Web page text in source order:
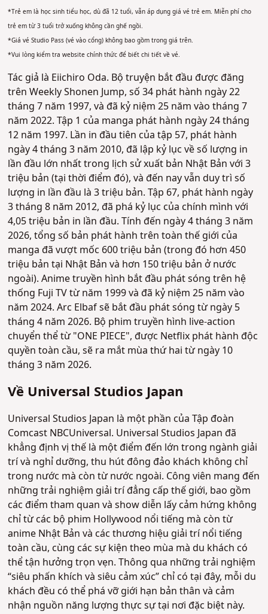
*Trẻ em là học sinh tiểu học, dù đã 12 tuổi, vẫn áp dụng giá vé trẻ em. Miễn phí cho
trẻ em từ 3 tuổi trở xuống không cần ghế ngồi.
*Giá vé Studio Pass (vé vào cổng) không bao gồm trong giá trên.
*Vui lòng kiểm tra website chính thức để biết chi tiết về vé.
Tác giả là Eiichiro Oda. Bộ truyện bắt đầu được đăng
trên Weekly Shonen Jump, số 34 phát hành ngày 22
tháng 7 năm 1997, và đã kỷ niệm 25 năm vào tháng 7
năm 2022. Tập 1 của manga phát hành ngày 24 tháng
12 năm 1997. Lần in đầu tiên của tập 57, phát hành
ngày 4 tháng 3 năm 2010, đã lập kỷ lục về số lượng in
lần đầu lớn nhất trong lịch sử xuất bản Nhật Bản với 3
triệu bản (tại thời điểm đó), và đến nay vẫn duy trì số
lượng in lần đầu là 3 triệu bản. Tập 67, phát hành ngày
3 tháng 8 năm 2012, đã phá kỷ lục của chính mình với
4,05 triệu bản in lần đầu. Tính đến ngày 4 tháng 3 năm
2026, tổng số bản phát hành trên toàn thế giới của
manga đã vượt mốc 600 triệu bản (trong đó hơn 450
triệu bản tại Nhật Bản và hơn 150 triệu bản ở nước
ngoài). Anime truyền hình bắt đầu phát sóng trên hệ
thống Fuji TV từ năm 1999 và đã kỷ niệm 25 năm vào
năm 2024. Arc Elbaf sẽ bắt đầu phát sóng từ ngày 5
tháng 4 năm 2026. Bộ phim truyền hình live-action
chuyển thể từ "ONE PIECE", được Netflix phát hành độc
quyền toàn cầu, sẽ ra mắt mùa thứ hai từ ngày 10
tháng 3 năm 2026.
Về Universal Studios Japan
Universal Studios Japan là một phần của Tập đoàn
Comcast NBCUniversal. Universal Studios Japan đã
khẳng định vị thế là một điểm đến lớn trong ngành giải
trí và nghỉ dưỡng, thu hút đông đảo khách không chỉ
trong nước mà còn từ nước ngoài. Công viên mang đến
những trải nghiệm giải trí đẳng cấp thế giới, bao gồm
các điểm tham quan và show diễn lấy cảm hứng không
chỉ từ các bộ phim Hollywood nổi tiếng mà còn từ
anime Nhật Bản và các thương hiệu giải trí nổi tiếng
toàn cầu, cùng các sự kiện theo mùa mà du khách có
thể tận hưởng trọn vẹn. Thông qua những trải nghiệm
“siêu phấn khích và siêu cảm xúc” chỉ có tại đây, mỗi du
khách đều có thể phá vỡ giới hạn bản thân và cảm
nhận nguồn năng lượng thực sự tại nơi đặc biệt này.